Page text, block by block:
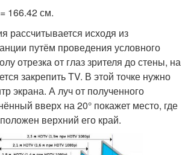
166.42 см.
рассчитывается исходя из
путём проведения условного
отрезка от глаз зрителя до стены, на
закрепить TV. В этой точке нужно
экрана. А луч от полученного
вверх на 20° покажет место, где
верхний его край.